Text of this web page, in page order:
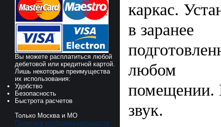
Вы можете расплатиться любой
дебетовой или кредитной картой.
Лишь некоторые преимущества
их использования:
Удобство
Безопасность
Быстрота расчетов
Только Москва и МО
Политика конфиденциальности
каркас.
в заранее
любом
помещении.
звук.